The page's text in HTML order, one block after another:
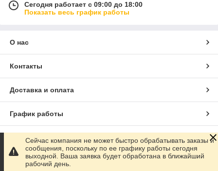
Сегодня работает с 09:00 до 18:00
Показать весь график работы
О нас
Контакты
Доставка и оплата
График работы
Полная версия сайта
Сайт создан на маркетплейсе Satu.kz
Сейчас компания не может быстро обрабатывать заказы и
сообщения, поскольку по ее графику работы сегодня
выходной. Ваша заявка будет обработана в ближайший
рабочий день.